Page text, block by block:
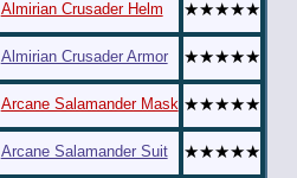
Almirian Crusader Helm ★★★★★
Almirian Crusader Armor ★★★★★
Arcane Salamander Mask ★★★★★
Arcane Salamander Suit ★★★★★